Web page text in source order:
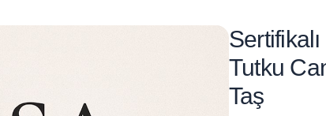
Tutku
Taş